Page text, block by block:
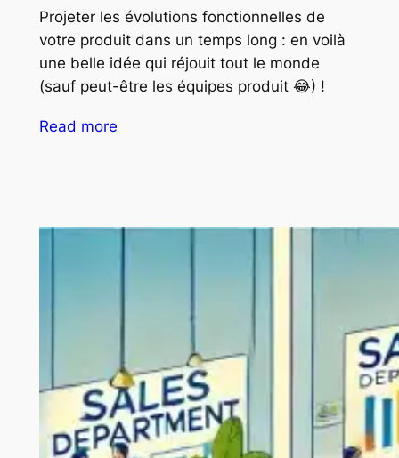
Projeter les évolutions fonctionnelles de
votre produit dans un temps long : en voilà
une belle idée qui réjouit tout le monde
(sauf peut-être les équipes produit 😂) !
Read more